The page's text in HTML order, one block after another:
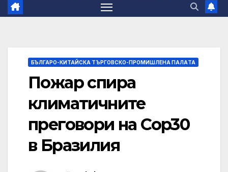
БЪЛГАРО-КИТАЙСКА ТЪРГОВСКО-ПРОМИШЛЕНА ПАЛAТА
Пожар спира
климатичните
преговори на Cop30
в Бразилия